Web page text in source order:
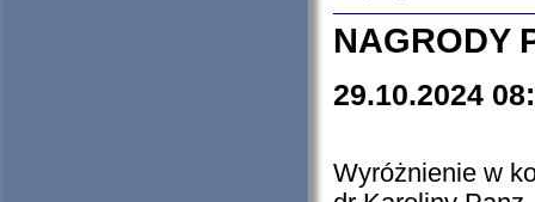
NAGRODY
29.10.2024
Wyróżnienie w